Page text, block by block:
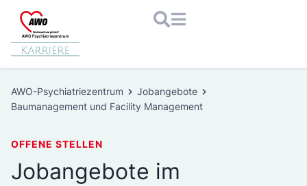
Inhalt
springen
AWO-Psychiatriezentrum
Jobangebote
Baumanagement und Facility Management
OFFENE STELLEN
Jobangebote im